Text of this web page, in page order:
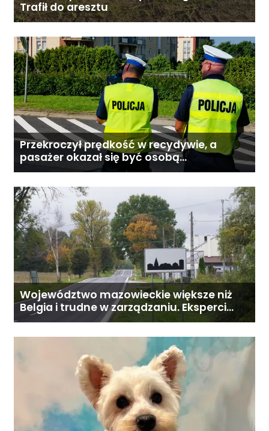
Trafił do aresztu
Przekroczył prędkość w recydywie, a
pasażer okazał się być osobą
poszukiwaną
Województwo mazowieckie większe niż
Belgia i trudne w zarządzaniu. Eksperci
proponują podział centralnej Polski